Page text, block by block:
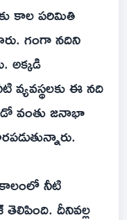
కాల పరిమితి
గంగా నదిని
అక్కడి
ఈ నది
వంతు జనాభా
నీటి
దీనివల్ల